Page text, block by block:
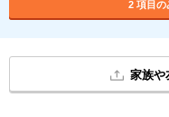
2 項目の
家族や